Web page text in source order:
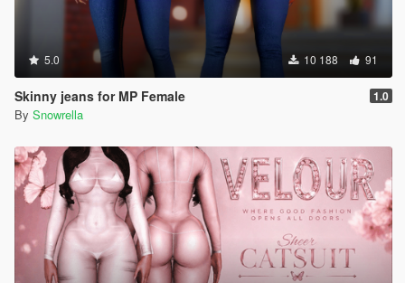
5.0 10 188 91
Skinny jeans for MP Female 1.0
By Snowrella